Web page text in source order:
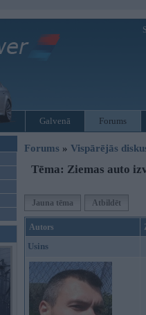
Galvenā Forums
Forums » Vispārējās
Tēma: Ziemas auto
Jauna tēma Atbildēt
Autors
Usins